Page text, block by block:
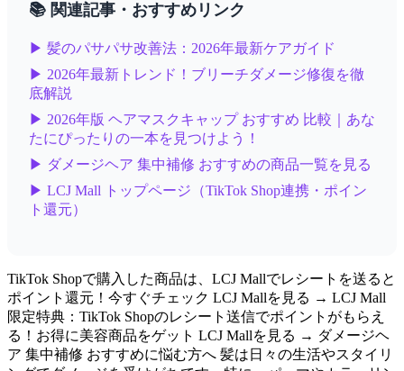
📚 関連記事・おすすめリンク
▶ 髪のパサパサ改善法：2026年最新ケアガイド
▶ 2026年最新トレンド！ブリーチダメージ修復を徹
底解説
▶ 2026年版 ヘアマスクキャップ おすすめ 比較｜あな
たにぴったりの一本を見つけよう！
▶ ダメージヘア 集中補修 おすすめの商品一覧を見る
▶ LCJ Mall トップページ（TikTok Shop連携・ポイン
ト還元）
TikTok Shopで購入した商品は、LCJ Mallでレシートを送ると
ポイント還元！今すぐチェック LCJ Mallを見る → LCJ Mall
限定特典：TikTok Shopのレシート送信でポイントがもらえ
る！お得に美容商品をゲット LCJ Mallを見る → ダメージヘ
ア 集中補修 おすすめに悩む方へ 髪は日々の生活やスタイリ